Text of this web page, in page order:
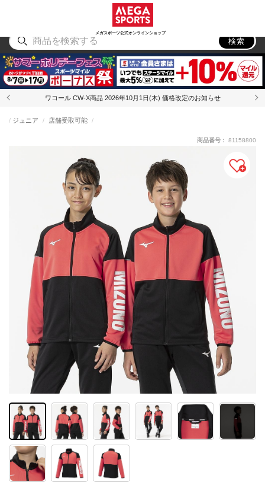
メガスポーツ公式オンラインショップ
アウトドア
検索
ワコール CW-X商品 2026年10月1日(木) 価格改定のお知らせ
ジュニア 店舗受取可能
商品番号： 81158800